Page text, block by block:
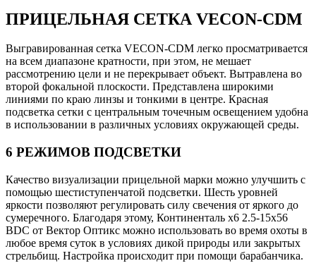
ПРИЦЕЛЬНАЯ СЕТКА VECON-CDM
Выгравированная сетка VECON-CDM легко просматривается
на всем диапазоне кратности, при этом, не мешает
рассмотрению цели и не перекрывает объект. Вытравлена во
второй фокальной плоскости. Представлена широкими
линиями по краю линзы и тонкими в центре. Красная
подсветка сетки с центральным точечным освещением удобна
в использовании в различных условиях окружающей среды.
6 РЕЖИМОВ ПОДСВЕТКИ
Качество визуализации прицельной марки можно улучшить с
помощью шестиступенчатой подсветки. Шесть уровней
яркости позволяют регулировать силу свечения от яркого до
сумеречного. Благодаря этому, Континенталь x6 2.5-15x56
BDC от Вектор Оптикс можно использовать во время охоты в
любое время суток в условиях дикой природы или закрытых
стрельбищ. Настройка происходит при помощи барабанчика.